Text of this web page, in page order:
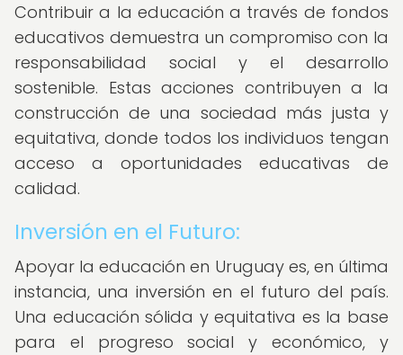
Contribuir a la educación a través de fondos
educativos demuestra un compromiso con la
responsabilidad social y el desarrollo
sostenible. Estas acciones contribuyen a la
construcción de una sociedad más justa y
equitativa, donde todos los individuos tengan
acceso a oportunidades educativas de
calidad.
Inversión en el Futuro:
Apoyar la educación en Uruguay es, en última
instancia, una inversión en el futuro del país.
Una educación sólida y equitativa es la base
para el progreso social y económico, y